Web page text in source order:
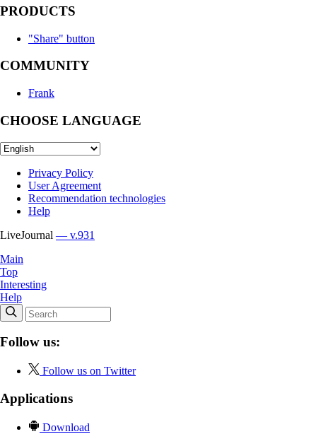
PRODUCTS
"Share" button
COMMUNITY
Frank
CHOOSE LANGUAGE
Privacy Policy
User Agreement
Recommendation technologies
Help
LiveJournal — v.931
Main
Top
Interesting
Help
Follow us:
Follow us on Twitter
Applications
Download